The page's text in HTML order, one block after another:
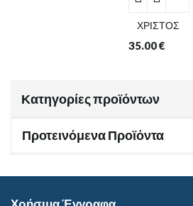
ΧΡΙΣΤΟΣ
35.00€
Κατηγορίες προϊόντων
Προτεινόμενα Προϊόντα